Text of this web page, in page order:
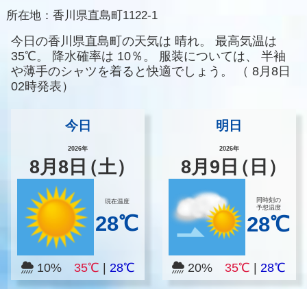
所在地： 香川県直島町1122-1
今日の香川県直島町の天気は 晴れ。
最高気温は
35℃。
降水確率は 10％。 服装については、
半袖
や薄手のシャツを着ると快適でしょう。
（ 8月8日
02時発表）
今日
2026年
8月8 日（土）
現在温度
28℃
10% 35℃ 28℃
明日
2026年
8月 9 日（日）
同時刻の
予想温度
28℃
20%35℃ |28℃